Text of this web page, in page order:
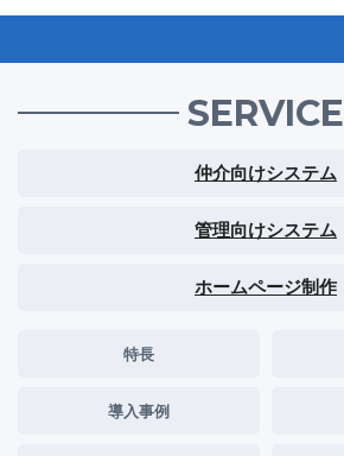
SERVICE
仲介向けシステム
管理向けシステム
ホームページ制作
特長
導入事例